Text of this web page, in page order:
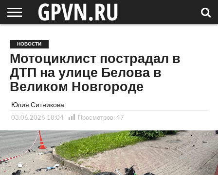
ОБЛАСТЬ
НОВОСТИ
СОСЕДЕЙ
РОССИЯ
/ МИР
СПЕЦПРОЕКТЫ
БЛОГ
СТАТЬИ
ФОТОРЕПОРТАЖИ
ИНТЕРВЬЮ
ОБЪЕКТЫ
ПОДБОРКИ
НОВОСТИ
Мотоциклист пострадал в
ДТП на улице Белова в
Великом Новгороде
Юлия Ситникова
03.06.2026 18:04 Просмотров: 47